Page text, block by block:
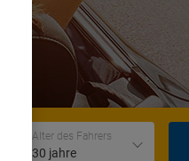
Alter des Fahrers
30 jahre